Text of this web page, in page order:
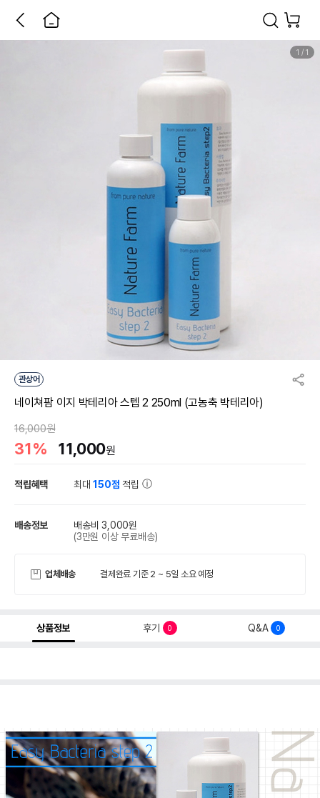
1 / 1
관상어
네이쳐팜 이지 박테리아 스텝 2 250ml (고농축 박테리아)
16,000원
31% 11,000원
적립혜택 최대150점 적립
배송정보
배송비 3,000원
(3만원 이상 무료배송)
업체배송 결제완료 기준 2 ~ 5일 소요 예정
상품정보 후기 0 Q&A 0